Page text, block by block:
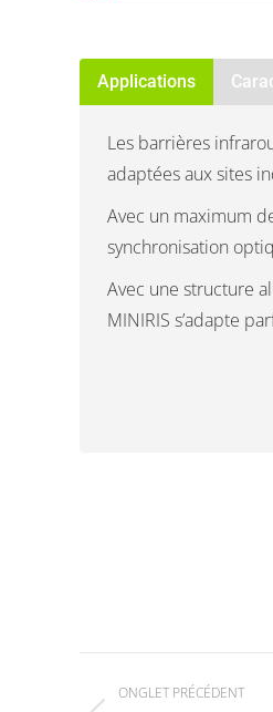
Applications
Les barrières
adaptées aux sites
Avec un maximum
synchronisation
Avec une structure
MINIRIS s’adapte
Navigation
ONGLET PRÉCÉDENT